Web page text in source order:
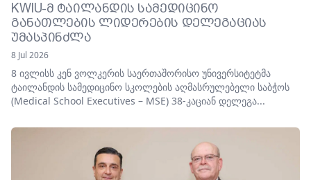
KWIU-Მ ᲢᲐᲘᲚᲐᲜᲓᲘᲡ ᲡᲐᲛᲔᲓᲘᲪᲘᲜᲝ
ᲒᲐᲜᲐᲗᲚᲔᲑᲘᲡ ᲚᲘᲓᲔᲠᲔᲑᲘᲡ ᲓᲔᲚᲔᲒᲐᲪᲘᲐᲡ
ᲣᲛᲐᲡᲞᲘᲜᲫᲚᲐ
8 Jul 2026
8 ივლისს კენ ვოლკერის საერთაშორისო უნივერსიტეტმა
ტაილანდის სამედიცინო სკოლების აღმასრულებელი საბჭოს
(Medical School Executives – MSE) 38-კაციან დელეგა...